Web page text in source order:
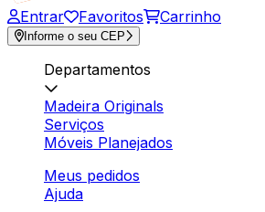
Entrar Favoritos Carrinho
Informe o seu CEP
Departamentos
Madeira Originals
Serviços
Móveis Planejados
Meus pedidos
Ajuda